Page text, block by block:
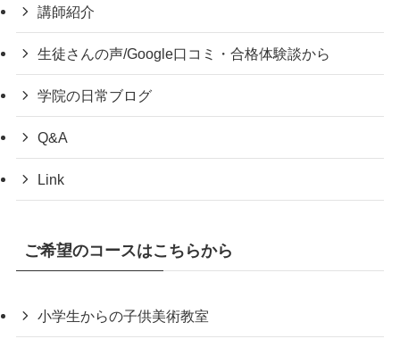
講師紹介
生徒さんの声/Google口コミ・合格体験談から
学院の日常ブログ
Q&A
Link
ご希望のコースはこちらから
小学生からの子供美術教室